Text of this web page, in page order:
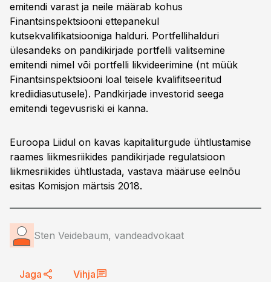
emitendi varast ja neile määrab kohus
Finantsinspektsiooni ettepanekul
kutsekvalifikatsiooniga halduri. Portfellihalduri
ülesandeks on pandikirjade portfelli valitsemine
emitendi nimel või portfelli likvideerimine (nt müük
Finantsinspektsiooni loal teisele kvalifitseeritud
krediidiasutusele). Pandkirjade investorid seega
emitendi tegevusriski ei kanna.
Euroopa Liidul on kavas kapitaliturgude ühtlustamise
raames liikmesriikides pandikirjade regulatsioon
liikmesriikides ühtlustada, vastava määruse eelnõu
esitas Komisjon märtsis 2018.
Sten Veidebaum, vandeadvokaat
Jaga Vihja